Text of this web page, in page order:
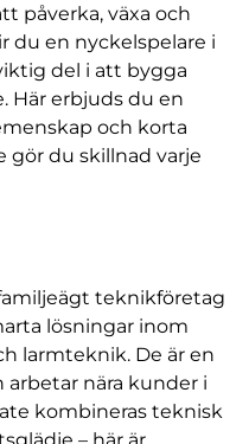
påverka, växa och
du en nyckelspelare i
del i att bygga
Här erbjuds du en
och korta
gör du skillnad varje
teknikföretag
lösningar inom
larmteknik. De är en
arbetar nära kunder i
kombineras teknisk